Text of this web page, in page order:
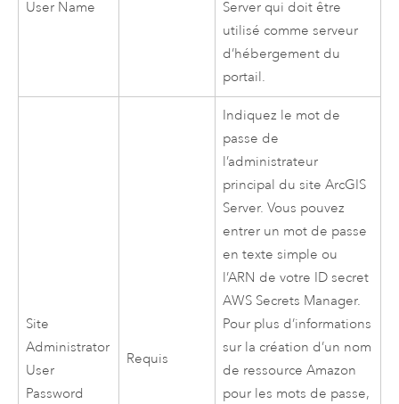
User Name
Server qui doit être
utilisé comme serveur
d’hébergement du
portail.
Site
Administrator
User
Password
Requis
Indiquez le mot de
passe de
l’administrateur
principal du siteArcGIS
Server. Vous pouvez
entrer un mot de passe
en texte simple ou
l’ARN de votre ID secret
AWS Secrets Manager.
Pour plus d’informations
sur la création d’un nom
de ressourceAmazon
pour les mots de passe,